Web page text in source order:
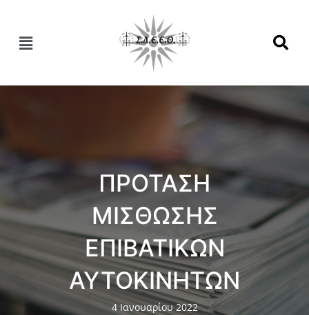
ΠΡΟΤΑΣΗ
ΜΙΣΘΩΣΗΣ
ΕΠΙΒΑΤΙΚΩΝ
ΑΥΤΟΚΙΝΗΤΩΝ
4 Ιανουαρίου 2022